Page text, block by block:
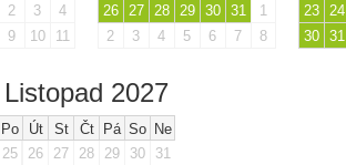
2 3
4
9 10 11
26
27 28 29 30 31
1
2
3 4 5 6 7 8
23
24
30
31
Listopad 2027
Po Út St Čt Pá So Ne
25
26 27 28 29 30
31